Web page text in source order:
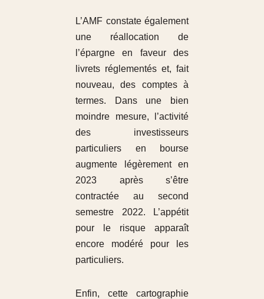
L’AMF constate également
une réallocation de
l’épargne en faveur des
livrets réglementés et, fait
nouveau, des comptes à
termes. Dans une bien
moindre mesure, l’activité
des investisseurs
particuliers en bourse
augmente légèrement en
2023 après s’être
contractée au second
semestre 2022. L’appétit
pour le risque apparaît
encore modéré pour les
particuliers.
Enfin, cette cartographie